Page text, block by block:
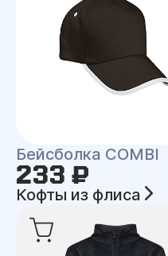
Бейсболка COMBI
233 ₽
Кофты из флиса